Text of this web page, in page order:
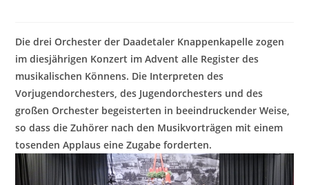
Die drei Orchester der Daadetaler Knappenkapelle zogen
im diesjährigen Konzert im Advent alle Register des
musikalischen Könnens. Die Interpreten des
Vorjugendorchesters, des Jugendorchesters und des
großen Orchester begeisterten in beeindruckender Weise,
so dass die Zuhörer nach den Musikvorträgen mit einem
tosenden Applaus eine Zugabe forderten.